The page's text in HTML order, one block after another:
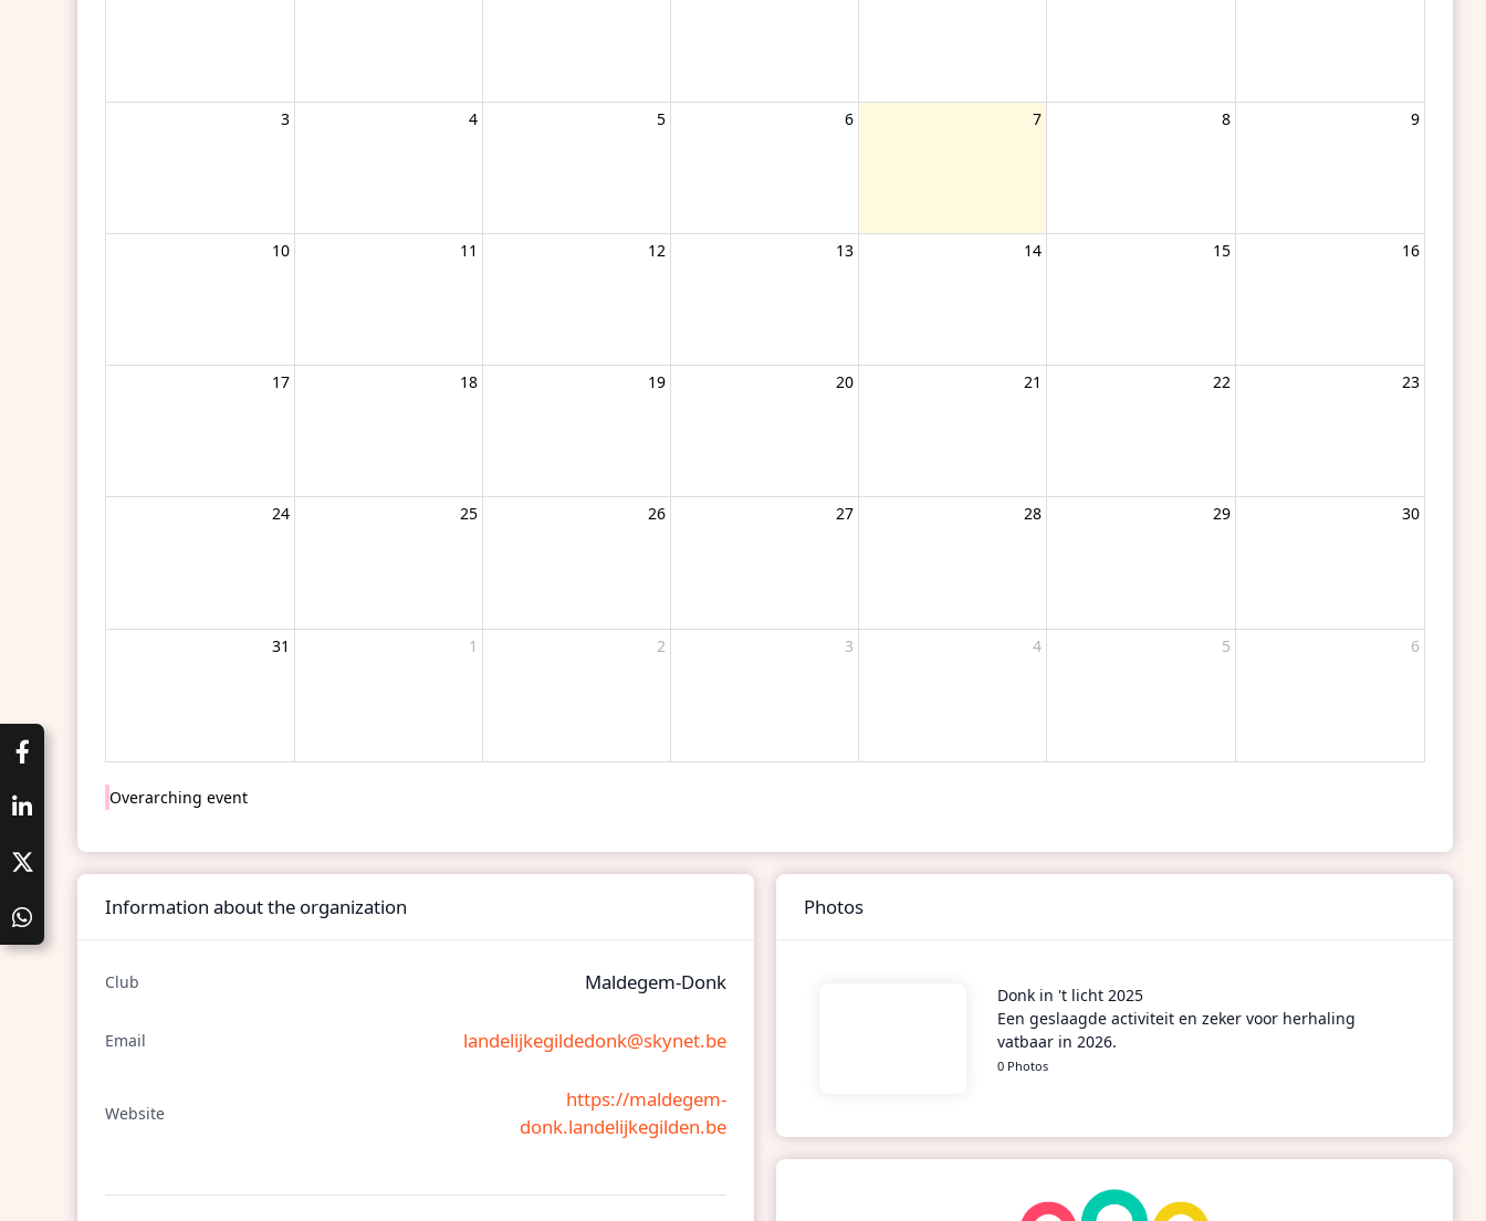
3 4 5 6 7 8 9
10 11 12 13 14 15 16
17 18 19 20 21 22 23
24 25 26 27 28 29 30
31 1 2 3 4 5 6
Overarching event
Information about the organization
Club Maldegem-Donk
Email landelijkegildedonk@skynet.be
Website
https://maldegem-
donk.landelijkegilden.be
Photos
Donk in 't licht 2025
Een geslaagde activiteit en zeker voor herhaling
vatbaar in 2026.
0 Photos